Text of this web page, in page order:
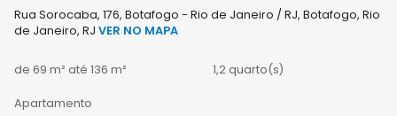
Rua Sorocaba, 176, Botafogo - Rio de Janeiro / RJ, Botafogo, Rio
de Janeiro, RJ VER NO MAPA
de 69 m² até 136 m² 1,2 quarto(s)
Apartamento